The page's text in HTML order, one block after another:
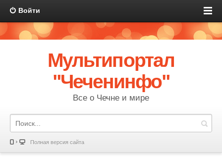
Войти
Мультипортал
"Чеченинфо"
Все о Чечне и мире
Полная версия сайта